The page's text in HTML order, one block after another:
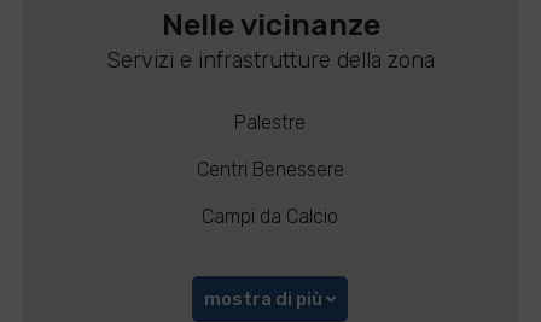
Nelle vicinanze
Servizi e infrastrutture della zona
Palestre
Centri Benessere
Campi da Calcio
mostra di più